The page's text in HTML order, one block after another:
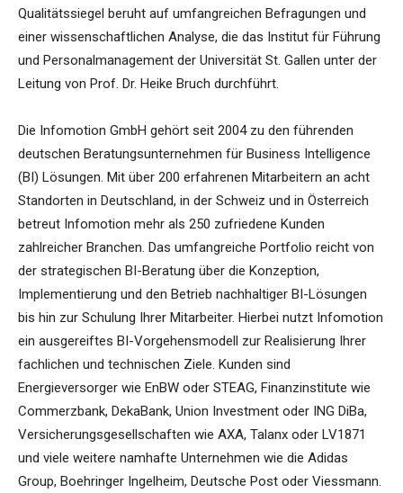
Qualitätssiegel beruht auf umfangreichen Befragungen und
einer wissenschaftlichen Analyse, die das Institut für Führung
und Personalmanagement der Universität St. Gallen unter der
Leitung von Prof. Dr. Heike Bruch durchführt.
Die Infomotion GmbH gehört seit 2004 zu den führenden
deutschen Beratungsunternehmen für Business Intelligence
(BI) Lösungen. Mit über 200 erfahrenen Mitarbeitern an acht
Standorten in Deutschland, in der Schweiz und in Österreich
betreut Infomotion mehr als 250 zufriedene Kunden
zahlreicher Branchen. Das umfangreiche Portfolio reicht von
der strategischen BI-Beratung über die Konzeption,
Implementierung und den Betrieb nachhaltiger BI-Lösungen
bis hin zur Schulung Ihrer Mitarbeiter. Hierbei nutzt Infomotion
ein ausgereiftes BI-Vorgehensmodell zur Realisierung Ihrer
fachlichen und technischen Ziele. Kunden sind
Energieversorger wie EnBW oder STEAG, Finanzinstitute wie
Commerzbank, DekaBank, Union Investment oder ING DiBa,
Versicherungsgesellschaften wie AXA, Talanx oder LV1871
und viele weitere namhafte Unternehmen wie die Adidas
Group, Boehringer Ingelheim, Deutsche Post oder Viessmann.